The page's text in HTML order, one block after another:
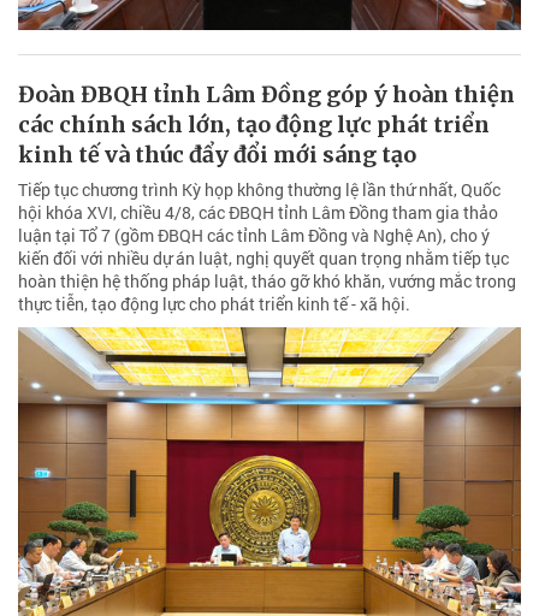
Đoàn ĐBQH tỉnh Lâm Đồng góp ý hoàn thiện
các chính sách lớn, tạo động lực phát triển
kinh tế và thúc đẩy đổi mới sáng tạo
Tiếp tục chương trình Kỳ họp không thường lệ lần thứ nhất, Quốc
hội khóa XVI, chiều 4/8, các ĐBQH tỉnh Lâm Đồng tham gia thảo
luận tại Tổ 7 (gồm ĐBQH các tỉnh Lâm Đồng và Nghệ An), cho ý
kiến đối với nhiều dự án luật, nghị quyết quan trọng nhằm tiếp tục
hoàn thiện hệ thống pháp luật, tháo gỡ khó khăn, vướng mắc trong
thực tiễn, tạo động lực cho phát triển kinh tế - xã hội.